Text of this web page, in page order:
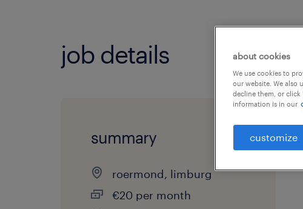
job details
summary
roermond, limburg
€20 per month
about cookies
We use cookies to
our website. We also
decline them, or click
information is in our
customize